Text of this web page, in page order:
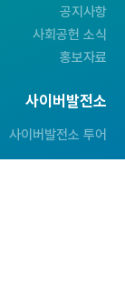
공지사항
사회공헌 소식
홍보자료
사이버발전소
사이버발전소 투어